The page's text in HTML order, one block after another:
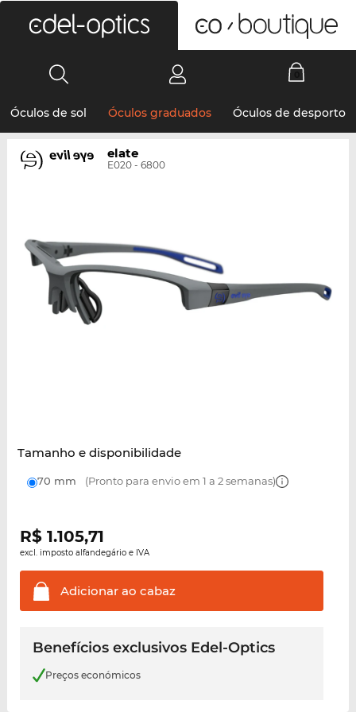
Óculos de sol Óculos graduados Óculos de desporto
elate
E020 - 6800
Tamanho e disponibilidade
70 mm (Pronto para envio em 1 a 2 semanas)
R$ 1.105,71
excl. imposto alfandegário e IVA
Adicionar ao cabaz
Benefícios exclusivos Edel-Optics
Preços económicos